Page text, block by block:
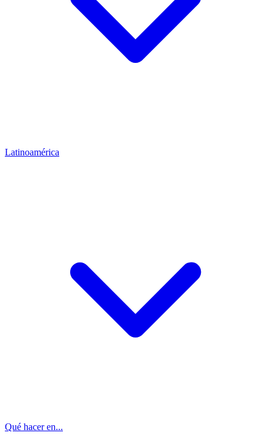
Latinoamérica
Qué hacer en...